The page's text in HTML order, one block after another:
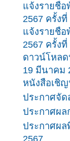
แจ้งรายชื่
2567 ครั้งที่
แจ้งรายชื่
2567 ครั้งที่
ดาวน์โหล
19 มีนาคม
หนังสือเชิ
ประกาศจัด
ประกาศผล
ประกาศผ
2567